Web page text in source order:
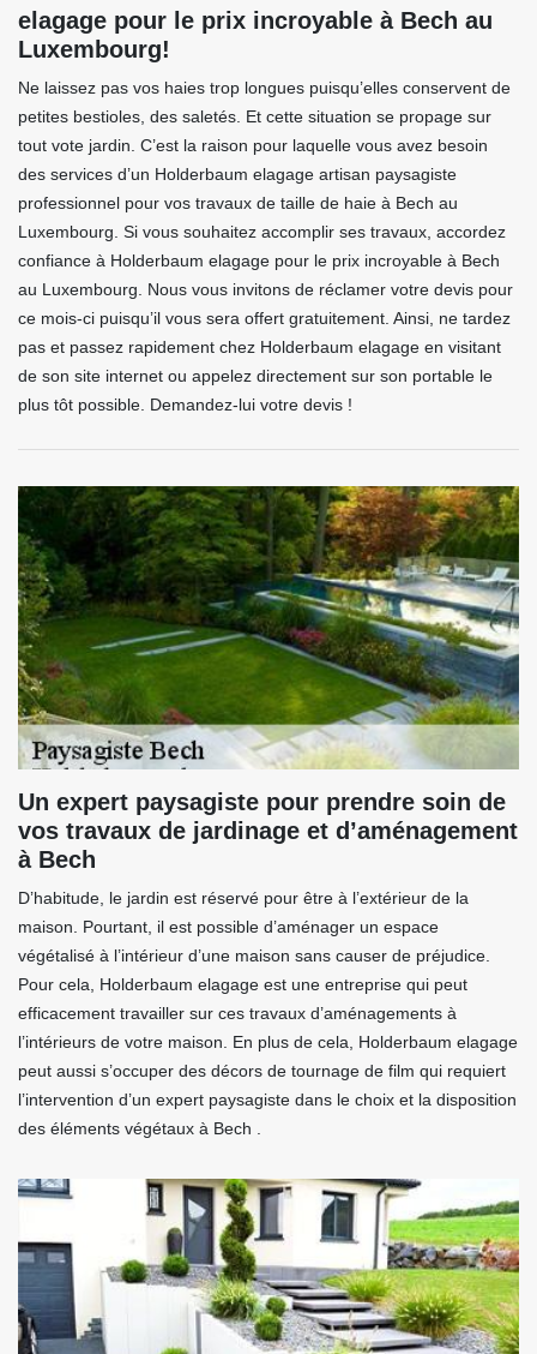
elagage pour le prix incroyable à Bech au
Luxembourg!
Ne laissez pas vos haies trop longues puisqu’elles conservent de
petites bestioles, des saletés. Et cette situation se propage sur
tout vote jardin. C’est la raison pour laquelle vous avez besoin
des services d’un Holderbaum elagage artisan paysagiste
professionnel pour vos travaux de taille de haie à Bech au
Luxembourg. Si vous souhaitez accomplir ses travaux, accordez
confiance à Holderbaum elagage pour le prix incroyable à Bech
au Luxembourg. Nous vous invitons de réclamer votre devis pour
ce mois-ci puisqu’il vous sera offert gratuitement. Ainsi, ne tardez
pas et passez rapidement chez Holderbaum elagage en visitant
de son site internet ou appelez directement sur son portable le
plus tôt possible. Demandez-lui votre devis !
Un expert paysagiste pour prendre soin de
vos travaux de jardinage et d’aménagement
à Bech
D’habitude, le jardin est réservé pour être à l’extérieur de la
maison. Pourtant, il est possible d’aménager un espace
végétalisé à l’intérieur d’une maison sans causer de préjudice.
Pour cela, Holderbaum elagage est une entreprise qui peut
efficacement travailler sur ces travaux d’aménagements à
l’intérieurs de votre maison. En plus de cela, Holderbaum elagage
peut aussi s’occuper des décors de tournage de film qui requiert
l’intervention d’un expert paysagiste dans le choix et la disposition
des éléments végétaux à Bech .